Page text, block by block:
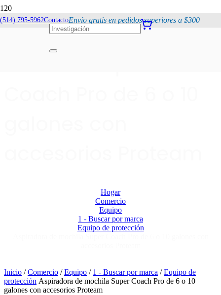
(514) 795-5962ContactoEnvío gratis en pedidos superiores a $300
Aspiradora de
Hogar
Comercio
Equipo
1 - Buscar por marca
Equipo de protección
Inicio /Comercio /Equipo / 1 - Buscar por marca /Equipo de
protección Aspiradora de mochila Super Coach Pro de 6 o 10
galones con accesorios Proteam